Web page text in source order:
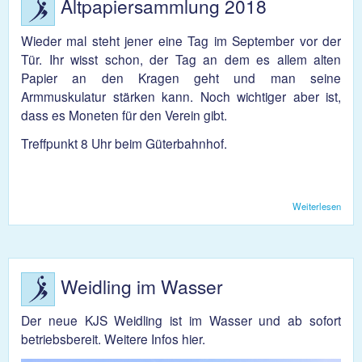
Altpapiersammlung 2018
Wieder mal steht jener eine Tag im September vor der
Tür. Ihr wisst schon, der Tag an dem es allem alten
Papier an den Kragen geht und man seine
Armmuskulatur stärken kann. Noch wichtiger aber ist,
dass es Moneten für den Verein gibt.
Treffpunkt 8 Uhr beim Güterbahnhof.
Weiterlesen
Weidling im Wasser
Der neue KJS Weidling ist im Wasser und ab sofort
betriebsbereit. Weitere Infos hier.